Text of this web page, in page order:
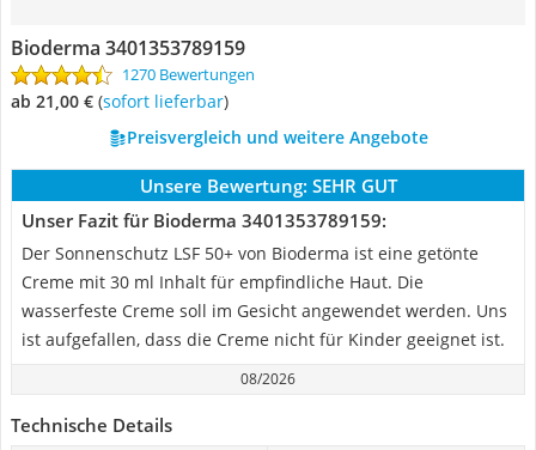
Bioderma 3401353789159
1270 Bewertungen
ab 21,00 € ( Sofort lieferbar)
Preisvergleich und weitere Angebote
Unsere Bewertung: SEHR GUT
Unser Fazit für Bioderma 3401353789159:
Der Sonnenschutz LSF 50+ von Bioderma ist eine getönte
Creme mit 30 ml Inhalt für empfindliche Haut. Die
wasserfeste Creme soll im Gesicht angewendet werden. Uns
ist aufgefallen, dass die Creme nicht für Kinder geeignet ist.
08/2026
Technische Details